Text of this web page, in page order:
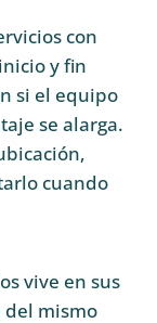
con
y fin
si el equipo
se alarga.
cuando
vive en sus
del mismo